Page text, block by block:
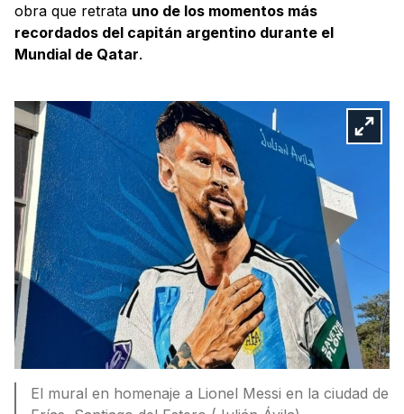
obra que retrata uno de los momentos más
recordados del capitán argentino durante el
Mundial de Qatar.
El mural en homenaje a Lionel Messi en la ciudad de